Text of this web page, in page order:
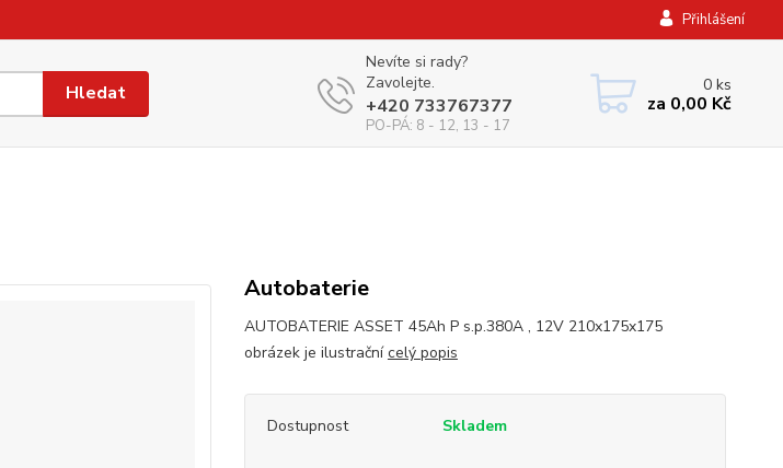
Přihlášení
Hledat
Nevíte si rady?
Zavolejte.
+420 733767377
PO-PÁ: 8 - 12, 13 - 17
0 ks
za 0,00 Kč
Autobaterie
AUTOBATERIE ASSET 45Ah P s.p.380A , 12V 210x175x175
obrázek je ilustračnícelý popis
Dostupnost Skladem